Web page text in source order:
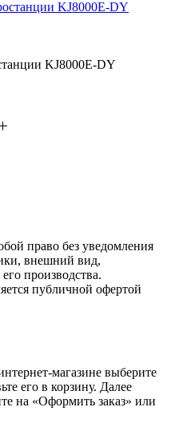
KJ8000E-DY
право без уведомления
внешний вид,
производства.
публичной офертой
магазине выберите
его в корзину. Далее
на «Оформить заказ» или